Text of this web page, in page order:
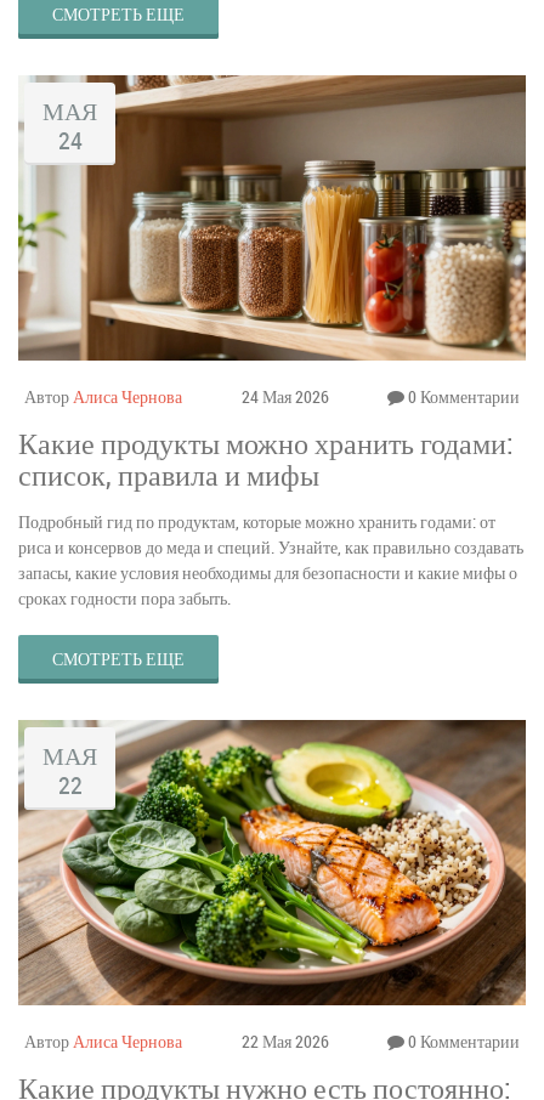
СМОТРЕТЬ ЕЩЕ
МАЯ
24
Автор Алиса Чернова 24 Мая 2026 0 Комментарии
Какие продукты можно хранить годами:
список, правила и мифы
Подробный гид по продуктам, которые можно хранить годами: от
риса и консервов до меда и специй. Узнайте, как правильно создавать
запасы, какие условия необходимы для безопасности и какие мифы о
сроках годности пора забыть.
СМОТРЕТЬ ЕЩЕ
МАЯ
22
АвторАлиса Чернова 22 Мая 2026 0 Комментарии
Какие продукты нужно есть постоянно: